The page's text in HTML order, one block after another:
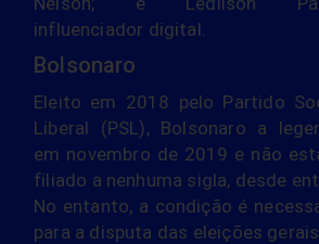
influenciador digital.
Bolsonaro
Eleito em 2018 pelo Partido
Liberal (PSL), Bolsonaro a
em novembro de 2019 e não
filiado a nenhuma sigla, desde
No entanto, a condição é
para a disputa das eleições